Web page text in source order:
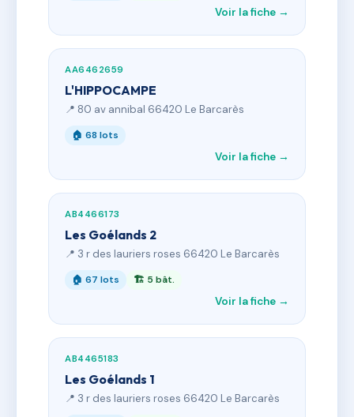
Voir la fiche →
AA6462659
L'HIPPOCAMPE
📍 80 av annibal 66420 Le Barcarès
🏠 68 lots
Voir la fiche →
AB4466173
Les Goélands 2
📍 3 r des lauriers roses 66420 Le Barcarès
🏠 67 lots 🏗 5 bât.
Voir la fiche →
AB4465183
Les Goélands 1
📍 3 r des lauriers roses 66420 Le Barcarès